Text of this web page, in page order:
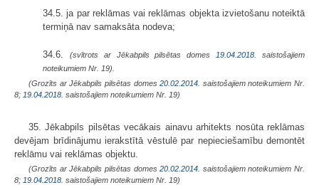
34.5. ja par reklāmas vai reklāmas objekta izvietošanu noteiktā
termiņā nav samaksāta nodeva;
34.6. (svītrots ar Jēkabpils pilsētas domes 19.04.2018.
saistošajiem
noteikumiem Nr. 19).
(Grozīts ar Jēkabpils pilsētas domes20.02.2014. saistošajiem noteikumiem Nr.
8; 19.04.2018. saistošajiem noteikumiem Nr. 19)
35. Jēkabpils pilsētasvecākais ainavu arhitekts nosūta reklāmas
devējam brīdinājumu ierakstītā vēstulē par nepieciešamību demontēt
reklāmu vai reklāmas objektu.
(Grozīts ar Jēkabpils pilsētas domes20.02.2014. saistošajiem noteikumiem Nr.
8; 19.04.2018. saistošajiem noteikumiem Nr. 19)